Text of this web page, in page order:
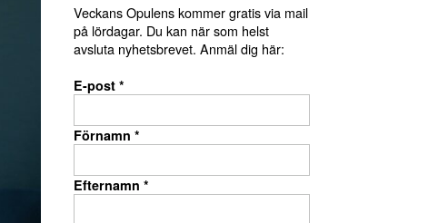
Veckans Opulens kommer gratis via mail
på lördagar. Du kan när som helst
avsluta nyhetsbrevet. Anmäl dig här:
E-post *
Förnamn *
Efternamn *